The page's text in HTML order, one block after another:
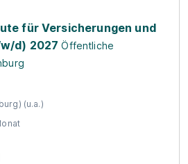
für Versicherungen und
d) 2027 Öffentliche
(u.a.)